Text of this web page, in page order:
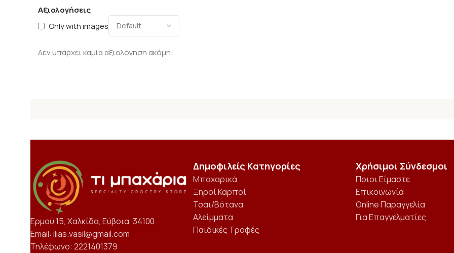
Αξιολογήσεις
Only with images
Δεν υπάρχει καμία αξιολόγηση ακόμη.
Ερμού 15, Χαλκίδα, Εύβοια, 34100
Email: ilias.vasil@gmail.com
Τηλέφωνο: 2221401379
Δημοφιλείς Κατηγορίες
Μπαχαρικά
Ξηροί Καρποί
Τσάι/Βότανα
Αλείμματα
Παιδικές Τροφές
Χρήσιμοι Σύνδεσμοι
Ποιοι Είμαστε
Επικοινωνία
Online Παραγγελία
Για Επαγγελματίες